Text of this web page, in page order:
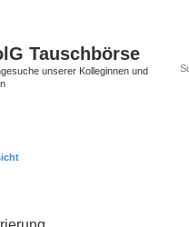
Tauschbörse
unserer Kolleginnen und